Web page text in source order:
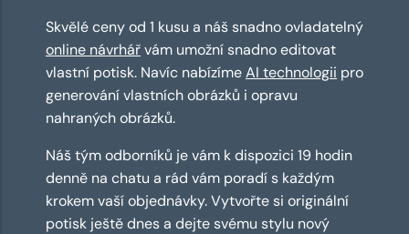
Skvělé ceny od 1 kusu a náš snadno ovladatelný
online návrhářvám umožní snadno editovat
vlastní potisk. Navíc nabízímeAI technologii pro
generování vlastních obrázků i opravu
nahraných obrázků.
Náš tým odborníků je vám k dispozici 19 hodin
denně na chatu a rád vám poradí s každým
krokem vaší objednávky. Vytvořte si originální
potisk ještě dnes a dejte svému stylu nový